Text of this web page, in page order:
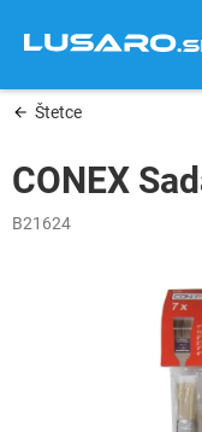
obsah
Štetce
CONEX
B21624